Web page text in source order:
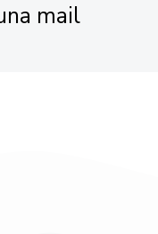
mail